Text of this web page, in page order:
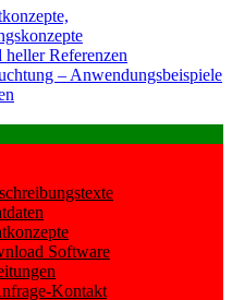
– Anwendungsbeispiele
Software